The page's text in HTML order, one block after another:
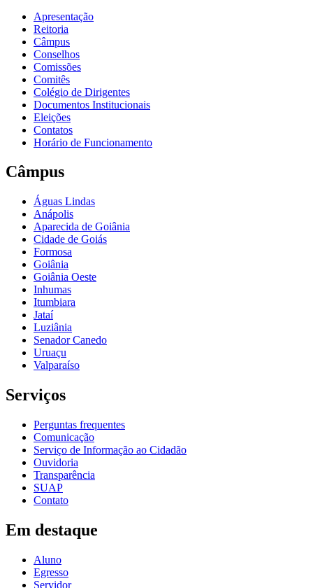
Apresentação
Reitoria
Câmpus
Conselhos
Comissões
Comitês
Colégio de Dirigentes
Documentos Institucionais
Eleições
Contatos
Horário de Funcionamento
Câmpus
Águas Lindas
Anápolis
Aparecida de Goiânia
Cidade de Goiás
Formosa
Goiânia
Goiânia Oeste
Inhumas
Itumbiara
Jataí
Luziânia
Senador Canedo
Uruaçu
Valparaíso
Serviços
Perguntas frequentes
Comunicação
Serviço de Informação ao Cidadão
Ouvidoria
Transparência
SUAP
Contato
Em destaque
Aluno
Egresso
Servidor